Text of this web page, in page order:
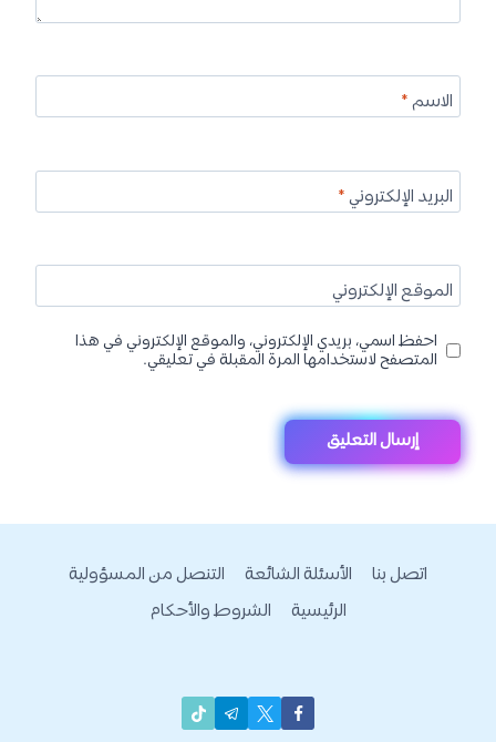
الاسم*
البريد الإلكتروني*
الموقع الإلكتروني
احفظ اسمي، بريدي الإلكتروني، والموقع الإلكتروني في هذا
المتصفح لاستخدامها المرة المقبلة في تعليقي.
اتصل بنا الأسئلة الشائعة
التنصل من المسؤولية
الرئيسية
الشروط والأحكام